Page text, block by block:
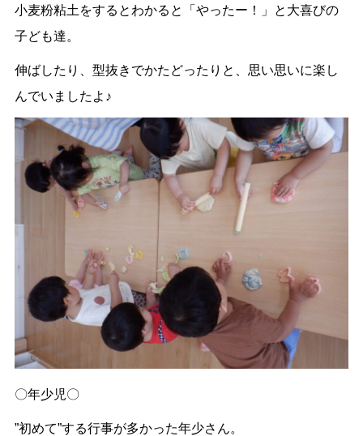
小麦粉粘土をするとわかると「やったー！」と大喜びの
子ども達。
伸ばしたり、型抜きでかたどったりと、思い思いに楽し
んでいましたよ♪
〇年少児〇
”初めて”する行事が多かった年少さん。